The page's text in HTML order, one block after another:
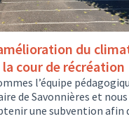
du
cour de récréation
l’équipe
de Savonnières et nous
une subvention afin